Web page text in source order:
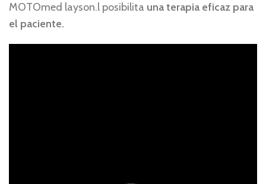
MOTOmed layson.l posibilita una terapia eficaz para
el paciente.